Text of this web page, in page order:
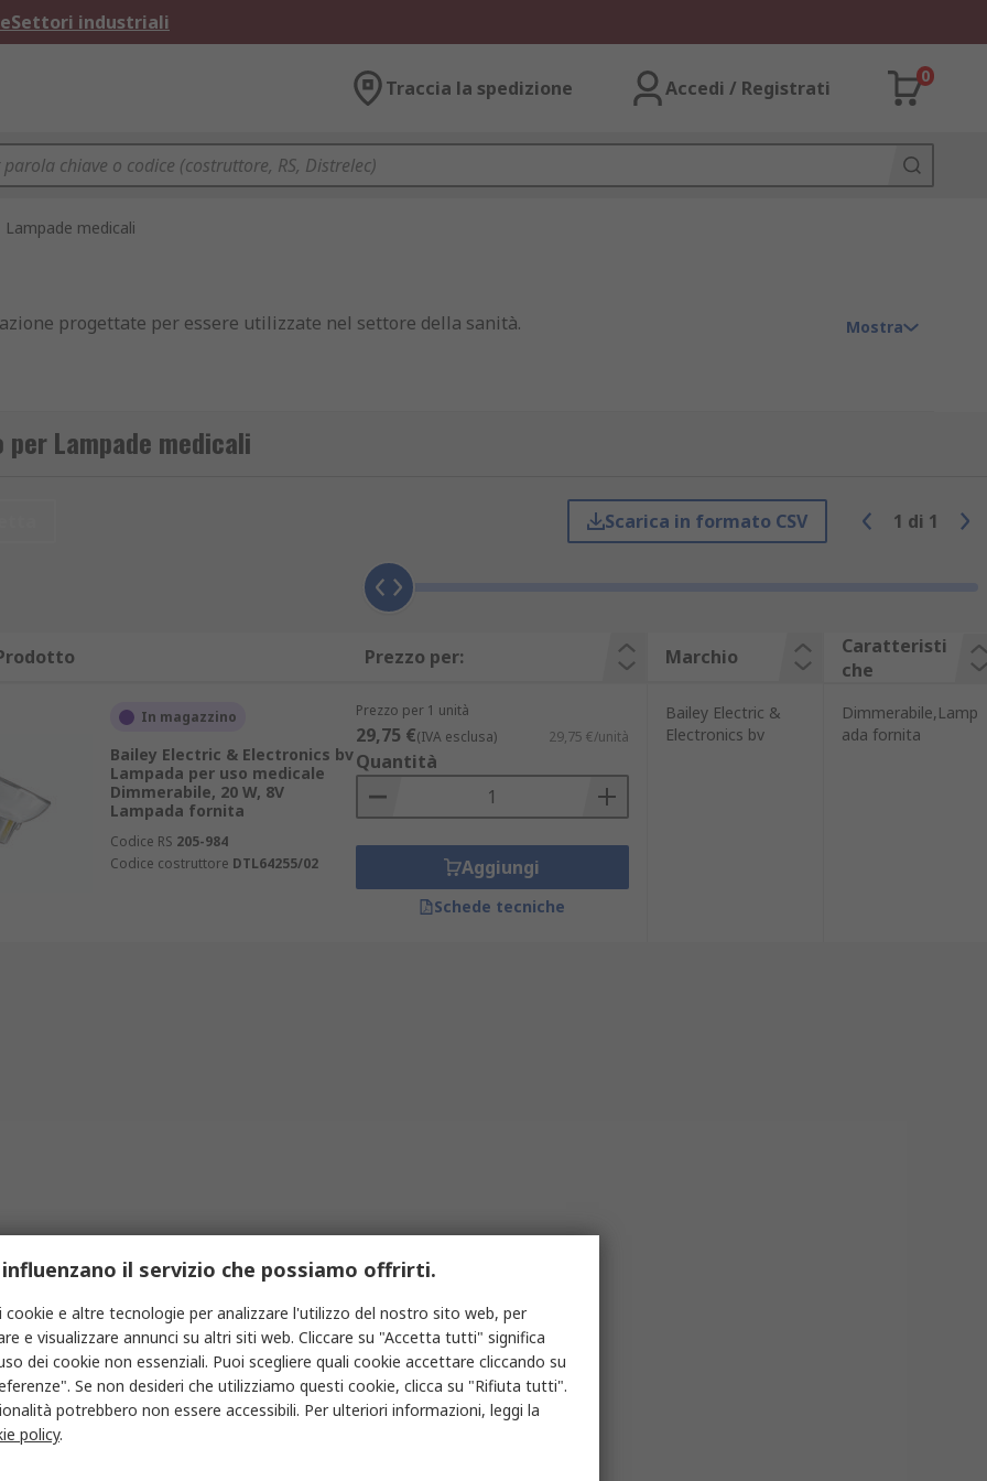
Settori industriali
Traccia la spedizione Accedi / Registrati
0
Lampade medicali
progettate per essere utilizzate nel settore della sanità.
il fissaggio ad una determinata postazione (ad esempio il letto di un paziente) e la facile
per consultare esami e per la lettura.
medicali, appartengono anche:
impiego gli articoli regolabili e quelli indossabili frontalmente.
di ruotare e inclinarsi, permettendo all'utente di manipolare la luce all'angolazione preferita e
È anche possibile abbassare la luminosità al livello desiderato.
visualizzare in profondità mantenendo le mani libere.
di lampade ad uso medico di alta qualità per ogni esigenza e di marchi leader come EDL Lighting
Mostra
Lampade medicali
Scarica in formato CSV 1 di 1
Prezzo per: Marchio
Caratteristi
che
In magazzino
Bailey Electric & Electronics bv
Lampada per uso medicale
Dimmerabile, 20 W, 8V
Lampada fornita
Codice RS 205-984
Codice costruttore DTL64255/02
Prezzo per 1 unità
29,75 €(IVA esclusa) 29,75 €/unità
Quantità
Aggiungi
Schede tecniche
Bailey Electric &
Electronics bv
Dimmerabile,Lamp
ada fornita
il servizio che possiamo offrirti.
cookie e altre tecnologie per analizzare l'utilizzo del nostro sito web, per
e visualizzare annunci su altri siti web. Cliccare su "Accetta tutti" significa
dei cookie non essenziali. Puoi scegliere quali cookie accettare cliccando su
Se non desideri che utilizziamo questi cookie, clicca su "Rifiuta tutti".
potrebbero non essere accessibili. Per ulteriori informazioni, leggi la
policy.